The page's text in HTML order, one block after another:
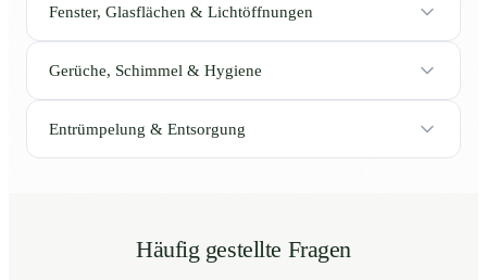
Fenster, Glasflächen & Lichtöffnungen
Gerüche, Schimmel & Hygiene
Entrümpelung & Entsorgung
Häufig gestellte Fragen